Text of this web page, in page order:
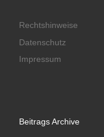
Rechtshinweise
Datenschutz
Impressum
Beitrags Archive